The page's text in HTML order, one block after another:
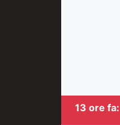
13 ore fa: